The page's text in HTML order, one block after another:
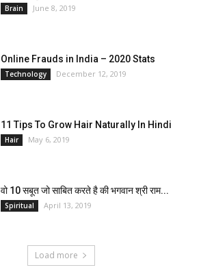
Brain June 8, 2019
Online Frauds in India – 2020 Stats
Technology December 12, 2019
11 Tips To Grow Hair Naturally In Hindi
Hair May 6, 2019
वो 10 सबूत जो साबित करते है की भगवान श्री राम...
Spiritual April 13, 2019
Load more